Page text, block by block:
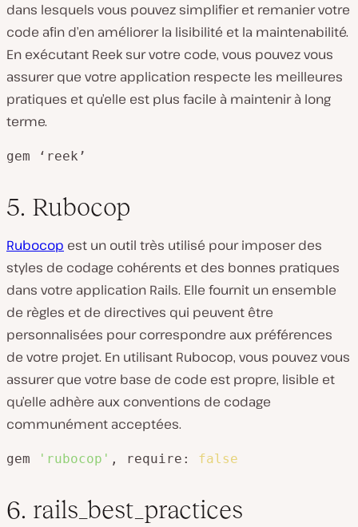
dans lesquels vous pouvez simplifier et remanier votre
code afin d’en améliorer la lisibilité et la maintenabilité.
En exécutant Reek sur votre code, vous pouvez vous
assurer que votre application respecte les meilleures
pratiques et qu’elle est plus facile à maintenir à long
terme.
gem ‘reek’
5. Rubocop
Rubocop est un outil très utilisé pour imposer des
styles de codage cohérents et des bonnes pratiques
dans votre application Rails. Elle fournit un ensemble
de règles et de directives qui peuvent être
personnalisées pour correspondre aux préférences
de votre projet. En utilisant Rubocop, vous pouvez vous
assurer que votre base de code est propre, lisible et
qu’elle adhère aux conventions de codage
communément acceptées.
gem 'rubocop' , require: false
6. rails_best_practices